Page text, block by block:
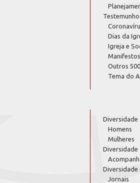
Testemunho
Dias da
Igreja e
Outros 500
Tema do
Diversidade
Homens
Mulheres
Diversidade
Diversidade
Jornais